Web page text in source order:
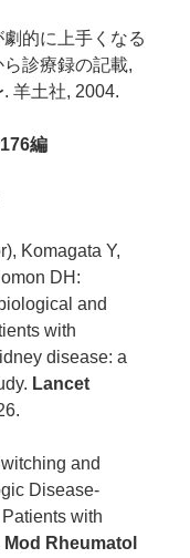
的に上手くなる
診療録の記載,
羊土社, 2004.
編
Komagata Y,
DH:
and
with
disease: a
Lancet
and
Disease-
with
Mod Rheumatol